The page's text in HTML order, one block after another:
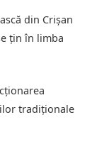
din Crișan
țin în limba
tradiționale